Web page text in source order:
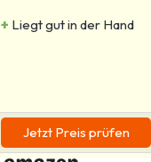
+ Liegt gut in der Hand
Jetzt Preis prüfen